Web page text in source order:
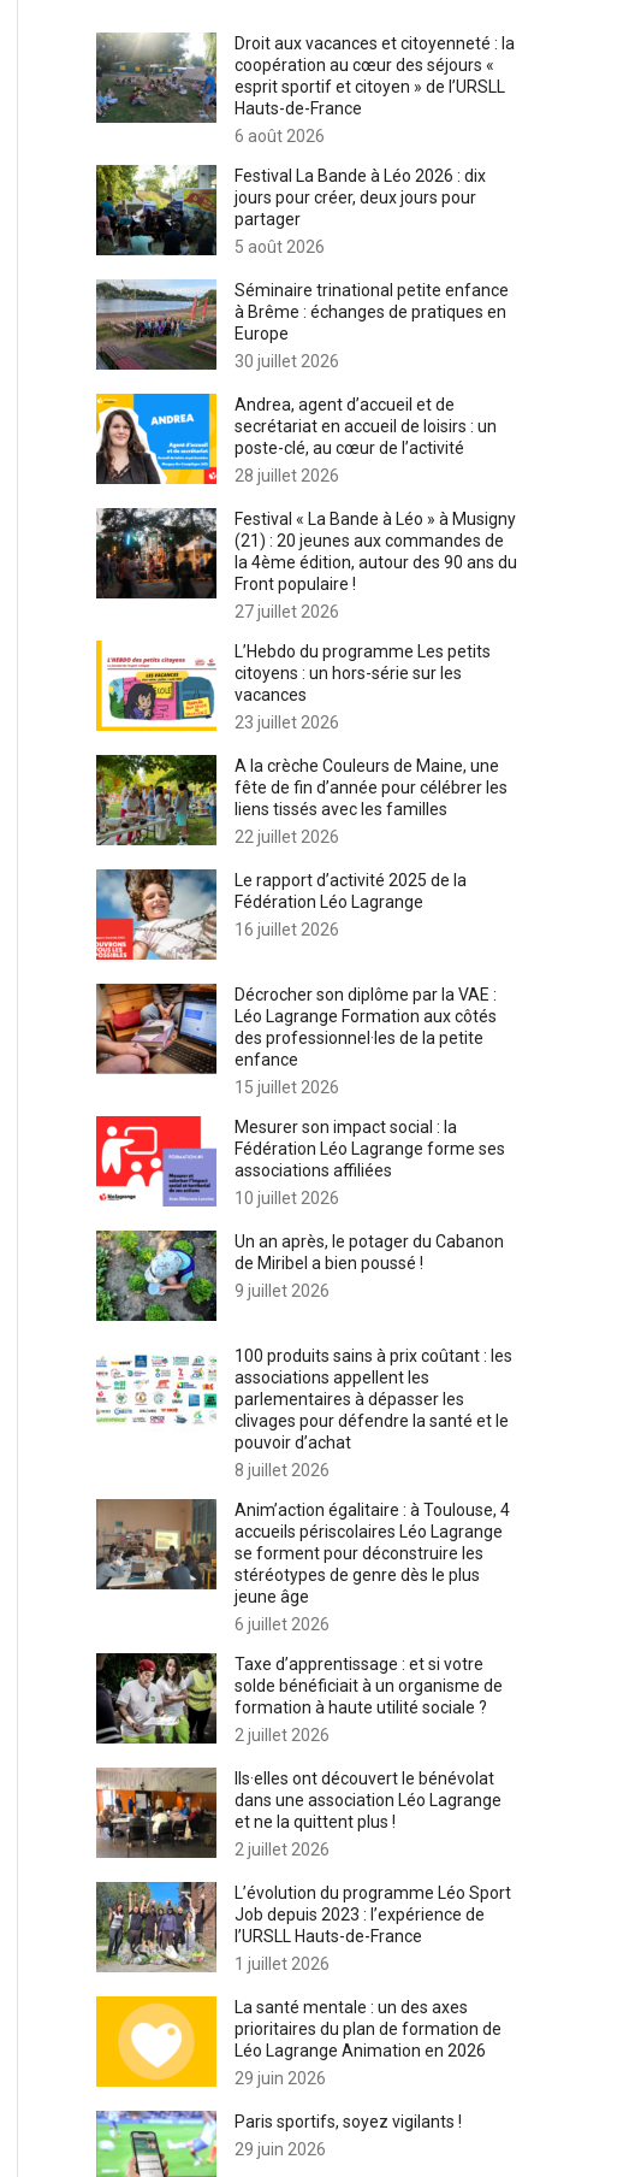
Droit aux vacances et citoyenneté : la
coopération au cœur des séjours «
esprit sportif et citoyen » de l’URSLL
Hauts-de-France
6 août 2026
Festival La Bande à Léo 2026 : dix
jours pour créer, deux jours pour
partager
5 août 2026
Séminaire trinational petite enfance
à Brême : échanges de pratiques en
Europe
30 juillet 2026
Andrea, agent d’accueil et de
secrétariat en accueil de loisirs : un
poste-clé, au cœur de l’activité
28 juillet 2026
Festival « La Bande à Léo » à Musigny
(21) : 20 jeunes aux commandes de
la 4ème édition, autour des 90 ans du
Front populaire !
27 juillet 2026
L’Hebdo du programme Les petits
citoyens : un hors-série sur les
vacances
23 juillet 2026
A la crèche Couleurs de Maine, une
fête de fin d’année pour célébrer les
liens tissés avec les familles
22 juillet 2026
Le rapport d’activité 2025 de la
Fédération Léo Lagrange
16 juillet 2026
Décrocher son diplôme par la VAE :
Léo Lagrange Formation aux côtés
des professionnel·les de la petite
enfance
15 juillet 2026
Mesurer son impact social : la
Fédération Léo Lagrange forme ses
associations affiliées
10 juillet 2026
Un an après, le potager du Cabanon
de Miribel a bien poussé !
9 juillet 2026
100 produits sains à prix coûtant : les
associations appellent les
parlementaires à dépasser les
clivages pour défendre la santé et le
pouvoir d’achat
8 juillet 2026
Anim’action égalitaire : à Toulouse, 4
accueils périscolaires Léo Lagrange
se forment pour déconstruire les
stéréotypes de genre dès le plus
jeune âge
6 juillet 2026
Taxe d’apprentissage : et si votre
solde bénéficiait à un organisme de
formation à haute utilité sociale ?
2 juillet 2026
Ils·elles ont découvert le bénévolat
dans une association Léo Lagrange
et ne la quittent plus !
2 juillet 2026
L’évolution du programme Léo Sport
Job depuis 2023 : l’expérience de
l’URSLL Hauts-de-France
1 juillet 2026
La santé mentale : un des axes
prioritaires du plan de formation de
Léo Lagrange Animation en 2026
29 juin 2026
Paris sportifs, soyez vigilants !
29 juin 2026